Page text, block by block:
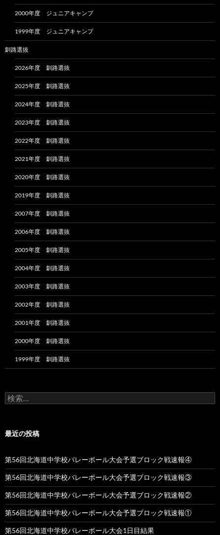
2000年度 ジュニアキャンプ
1999年度 ジュニアキャンプ
釧路選抜
2026年度 釧路選抜
2025年度 釧路選抜
2024年度 釧路選抜
2023年度 釧路選抜
2022年度 釧路選抜
2021年度 釧路選抜
2020年度 釧路選抜
2019年度 釧路選抜
2007年度 釧路選抜
2006年度 釧路選抜
2005年度 釧路選抜
2004年度 釧路選抜
2003年度 釧路選抜
2002年度 釧路選抜
2001年度 釧路選抜
2000年度 釧路選抜
1999年度 釧路選抜
検
索:
最近の投稿
第56回北海道中学校バレーボール大会予選ブロック戦速報④
第56回北海道中学校バレーボール大会予選ブロック戦速報③
第56回北海道中学校バレーボール大会予選ブロック戦速報②
第56回北海道中学校バレーボール大会予選ブロック戦速報①
第56回北海道中学校バレーボール大会1日目結果